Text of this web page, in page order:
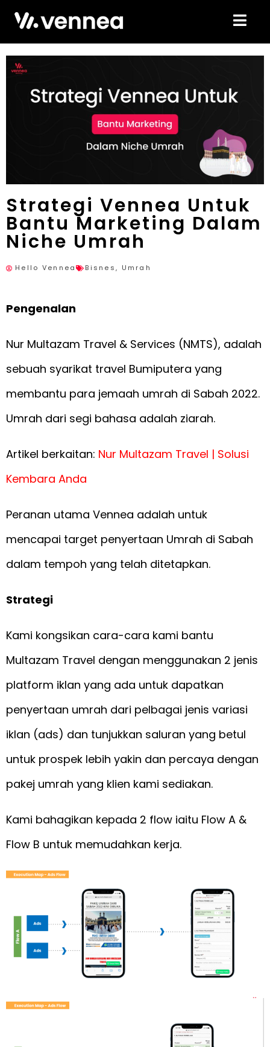
Strategi Vennea Untuk
Bantu Marketing Dalam
Niche Umrah
Hello Vennea Bisnes, Umrah
Pengenalan
Nur Multazam Travel & Services (NMTS), adalah
sebuah syarikat travel Bumiputera yang
membantu para jemaah umrah di Sabah 2022.
Umrah dari segi bahasa adalah ziarah.
Artikel berkaitan: Nur Multazam Travel | Solusi
Kembara Anda
Peranan utama Vennea adalah untuk
mencapai target penyertaan Umrah di Sabah
dalam tempoh yang telah ditetapkan.
Strategi
Kami kongsikan cara-cara kami bantu
Multazam Travel dengan menggunakan 2 jenis
platform iklan yang ada untuk dapatkan
penyertaan umrah dari pelbagai jenis variasi
iklan (ads) dan tunjukkan saluran yang betul
untuk prospek lebih yakin dan percaya dengan
pakej umrah yang klien kami sediakan.
Kami bahagikan kepada 2 flow iaitu Flow A &
Flow B untuk memudahkan kerja.